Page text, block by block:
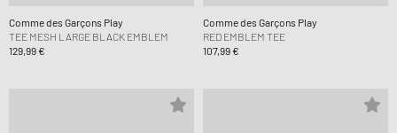
Comme des Garçons Play
TEE MESH LARGE BLACK EMBLEM
129,99 €
Comme des Garçons Play
RED EMBLEM TEE
107,99 €